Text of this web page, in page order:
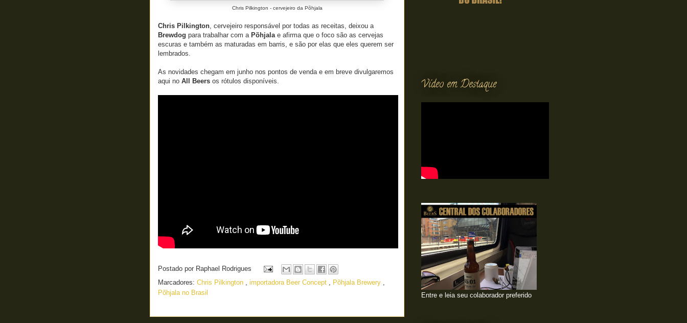
Chris Pilkington - cervejeiro da Põhjala
Chris Pilkington, cervejeiro responsável por todas as receitas, deixou a
Brewdog para trabalhar com a Põhjala e afirma que o foco são as cervejas
escuras e também as maturadas em barris, e são por elas que eles querem ser
lembrados.
As novidades chegam em junho nos pontos de venda e em breve divulgaremos
aqui no All Beers os rótulos disponíveis.
Postado por Raphael Rodrigues
Marcadores: Chris Pilkington , importadora Beer Concept , Põhjala Brewery ,
Põhjala no Brasil
Vídeo em Destaque
Entre e leia seu colaborador preferido